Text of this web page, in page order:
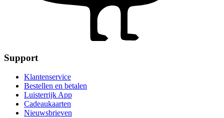
Support
Klantenservice
Bestellen en betalen
Luisterrijk App
Cadeaukaarten
Nieuwsbrieven